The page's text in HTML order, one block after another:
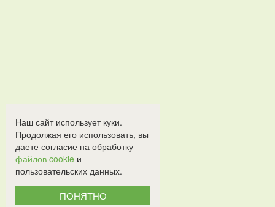
Наш сайт использует куки.
Продолжая его использовать, вы
даете согласие на обработку
файлов cookie и
пользовательских данных.
ПОНЯТНО